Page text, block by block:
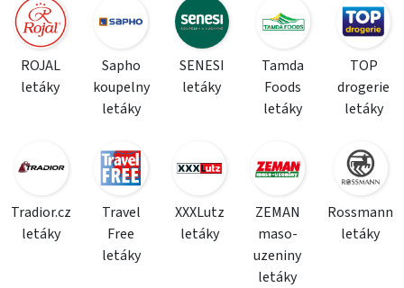
ROJAL
letáky
Sapho
koupelny
letáky
SENESI
letáky
Tamda
Foods
letáky
TOP
drogerie
letáky
Tradior.cz
letáky
Travel
Free
letáky
XXXLutz
letáky
ZEMAN
maso-
uzeniny
letáky
Rossmann
letáky